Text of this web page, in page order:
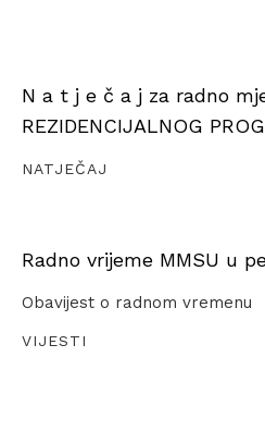
N a t j e č a j za radno
REZIDENCIJALNOG
NATJEČAJ
Radno vrijeme MMSU u
Obavijest o radnom vremenu
VIJESTI